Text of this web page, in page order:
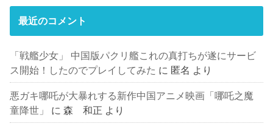
最近のコメント
「戦艦少女」 中国版パクリ艦これの真打ちが遂にサービ
ス開始！したのでプレイしてみた に 匿名 より
悪ガキ哪吒が大暴れする新作中国アニメ映画「哪吒之魔
童降世」
に森 和正 より